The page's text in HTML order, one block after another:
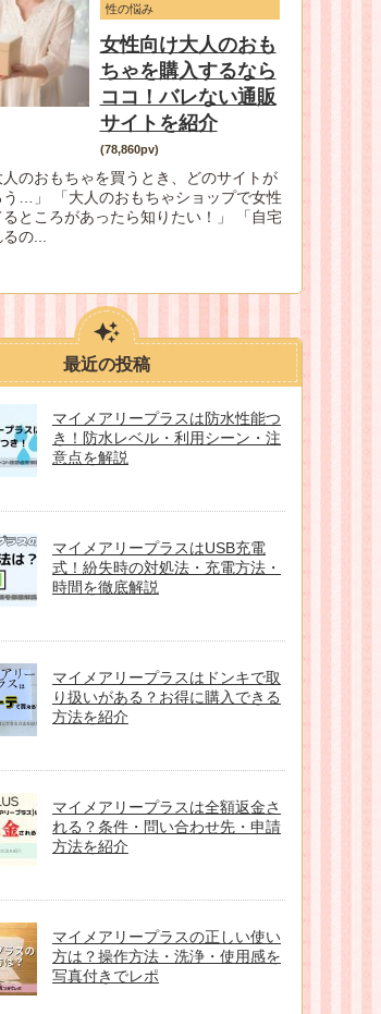
性の悩み
女性向け大人のおも
ちゃを購入するなら
ココ！バレない通販
サイトを紹介
(78,860pv)
人のおもちゃを買うとき、どのサイトが
う…」 「大人のおもちゃショップで女性
ところがあったら知りたい！」 「自宅
の...
最近の投稿
マイメアリープラスは防水性能つ
き！防水レベル・利用シーン・注
意点を解説
マイメアリープラスはUSB充電
式！紛失時の対処法・充電方法・
時間を徹底解説
マイメアリープラスはドンキで取
り扱いがある？お得に購入できる
方法を紹介
マイメアリープラスは全額返金さ
れる？条件・問い合わせ先・申請
方法を紹介
マイメアリープラスの正しい使い
方は？操作方法・洗浄・使用感を
写真付きでレポ